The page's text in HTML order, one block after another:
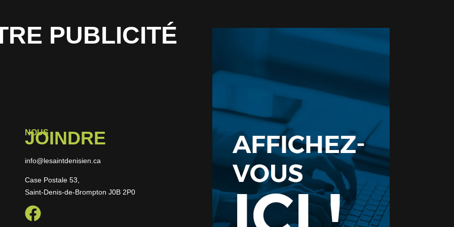
PUBLICITÉ
NOUS
JOINDRE
info@lesaintdenisien.ca
Case Postale 53,
Saint-Denis-de-Brompton J0B 2P0